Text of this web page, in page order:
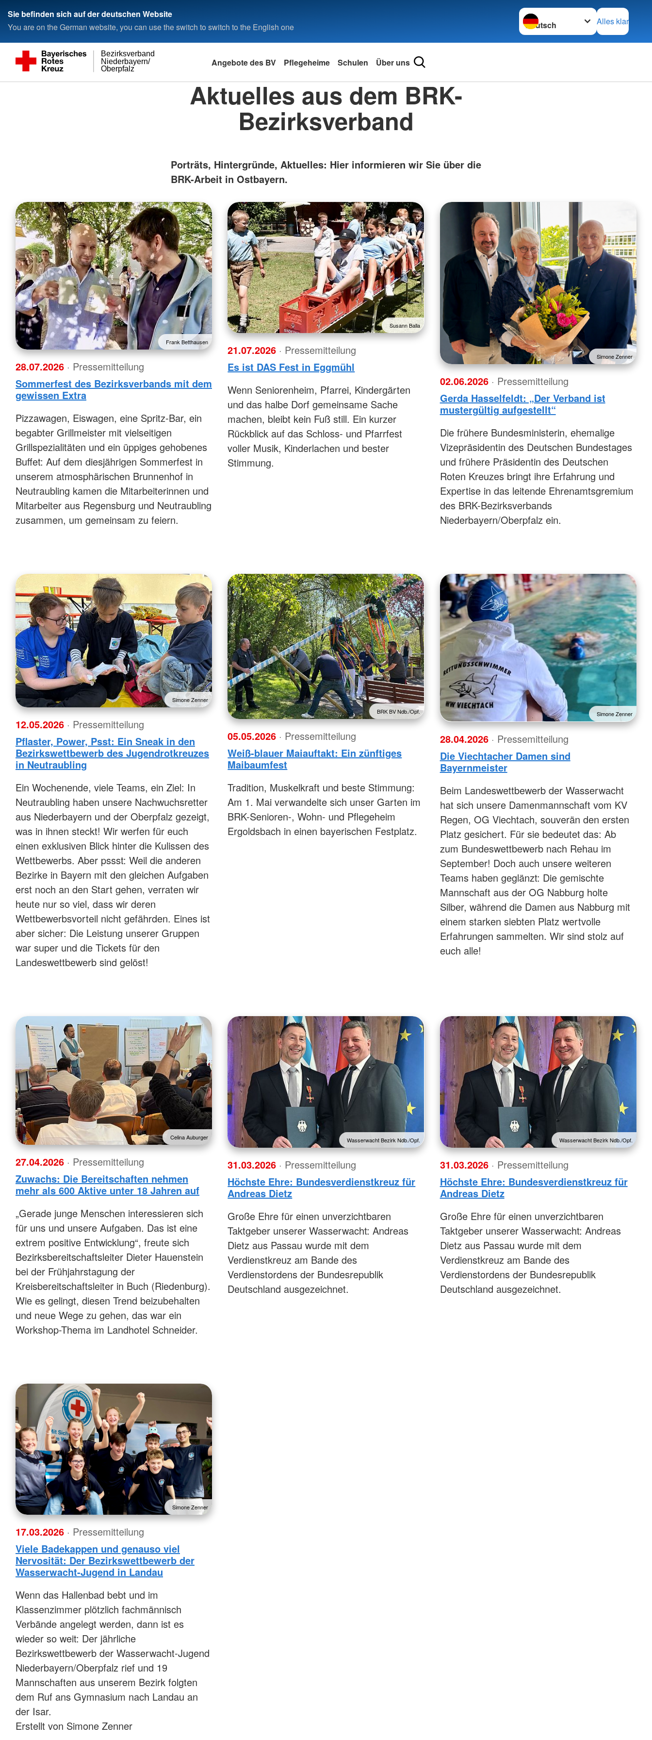
Sie befinden sich auf der deutschen Website
You are on the German website, you can use the switch to switch to the English one
Sprache wechseln zu
Alles klar
Oberpfalz
Niederbayern/
Bezirksverband
Angebote des BV Pflegeheime Schulen Über uns
Aktuelles aus dem BRK-
Bezirksverband
Porträts, Hintergründe, Aktuelles: Hier informieren wir Sie über die
BRK-Arbeit in Ostbayern.
Frank Betthausen
28.07.2026 · Pressemitteilung
Sommerfest des Bezirksverbands mit dem
gewissen Extra
Pizzawagen, Eiswagen, eine Spritz-Bar, ein
begabter Grillmeister mit vielseitigen
Grillspezialitäten und ein üppiges gehobenes
Buffet: Auf dem diesjährigen Sommerfest in
unserem atmosphärischen Brunnenhof in
Neutraubling kamen die Mitarbeiterinnen und
Mitarbeiter aus Regensburg und Neutraubling
zusammen, um gemeinsam zu feiern.
Susann Balla
21.07.2026 · Pressemitteilung
Es ist DAS Fest in Eggmühl
Wenn Seniorenheim, Pfarrei, Kindergärten
und das halbe Dorf gemeinsame Sache
machen, bleibt kein Fuß still. Ein kurzer
Rückblick auf das Schloss- und Pfarrfest
voller Musik, Kinderlachen und bester
Stimmung.
Simone Zenner
02.06.2026 · Pressemitteilung
Gerda Hasselfeldt: „Der Verband ist
mustergültig aufgestellt“
Die frühere Bundesministerin, ehemalige
Vizepräsidentin des Deutschen Bundestages
und frühere Präsidentin des Deutschen
Roten Kreuzes bringt ihre Erfahrung und
Expertise in das leitende Ehrenamtsgremium
des BRK-Bezirksverbands
Niederbayern/Oberpfalz ein.
Simone Zenner
12.05.2026 · Pressemitteilung
Pflaster, Power, Psst: Ein Sneak in den
Bezirkswettbewerb des Jugendrotkreuzes
in Neutraubling
Ein Wochenende, viele Teams, ein Ziel: In
Neutraubling haben unsere Nachwuchsretter
aus Niederbayern und der Oberpfalz gezeigt,
was in ihnen steckt! Wir werfen für euch
einen exklusiven Blick hinter die Kulissen des
Wettbewerbs. Aber pssst: Weil die anderen
Bezirke in Bayern mit den gleichen Aufgaben
erst noch an den Start gehen, verraten wir
heute nur so viel, dass wir deren
Wettbewerbsvorteil nicht gefährden. Eines ist
aber sicher: Die Leistung unserer Gruppen
war super und die Tickets für den
Landeswettbewerb sind gelöst!
BRK BV Ndb./Opf.
05.05.2026 · Pressemitteilung
Weiß-blauer Maiauftakt: Ein zünftiges
Maibaumfest
Tradition, Muskelkraft und beste Stimmung:
Am 1. Mai verwandelte sich unser Garten im
BRK-Senioren-, Wohn- und Pflegeheim
Ergoldsbach in einen bayerischen Festplatz.
Simone Zenner
28.04.2026 · Pressemitteilung
Die Viechtacher Damen sind
Bayernmeister
Beim Landeswettbewerb der Wasserwacht
hat sich unsere Damenmannschaft vom KV
Regen, OG Viechtach, souverän den ersten
Platz gesichert. Für sie bedeutet das: Ab
zum Bundeswettbewerb nach Rehau im
September! Doch auch unsere weiteren
Teams haben geglänzt: Die gemischte
Mannschaft aus der OG Nabburg holte
Silber, während die Damen aus Nabburg mit
einem starken siebten Platz wertvolle
Erfahrungen sammelten. Wir sind stolz auf
euch alle!
Celina Auburger
27.04.2026 · Pressemitteilung
Zuwachs: Die Bereitschaften nehmen
mehr als 600 Aktive unter 18 Jahren auf
„Gerade junge Menschen interessieren sich
für uns und unsere Aufgaben. Das ist eine
extrem positive Entwicklung“, freute sich
Bezirksbereitschaftsleiter Dieter Hauenstein
bei der Frühjahrstagung der
Kreisbereitschaftsleiter in Buch (Riedenburg).
Wie es gelingt, diesen Trend beizubehalten
und neue Wege zu gehen, das war ein
Workshop-Thema im Landhotel Schneider.
Wasserwacht Bezirk Ndb./Opf.
31.03.2026 · Pressemitteilung
Höchste Ehre: Bundesverdienstkreuz für
Andreas Dietz
Große Ehre für einen unverzichtbaren
Taktgeber unserer Wasserwacht: Andreas
Dietz aus Passau wurde mit dem
Verdienstkreuz am Bande des
Verdienstordens der Bundesrepublik
Deutschland ausgezeichnet.
Wasserwacht Bezirk Ndb./Opf.
31.03.2026 · Pressemitteilung
Höchste Ehre: Bundesverdienstkreuz für
Andreas Dietz
Große Ehre für einen unverzichtbaren
Taktgeber unserer Wasserwacht: Andreas
Dietz aus Passau wurde mit dem
Verdienstkreuz am Bande des
Verdienstordens der Bundesrepublik
Deutschland ausgezeichnet.
Simone Zenner
17.03.2026 · Pressemitteilung
Viele Badekappen und genauso viel
Nervosität: Der Bezirkswettbewerb der
Wasserwacht-Jugend in Landau
Wenn das Hallenbad bebt und im
Klassenzimmer plötzlich fachmännisch
Verbände angelegt werden, dann ist es
wieder so weit: Der jährliche
Bezirkswettbewerb der Wasserwacht-Jugend
Niederbayern/Oberpfalz rief und 19
Mannschaften aus unserem Bezirk folgten
dem Ruf ans Gymnasium nach Landau an
der Isar.
Erstellt von Simone Zenner